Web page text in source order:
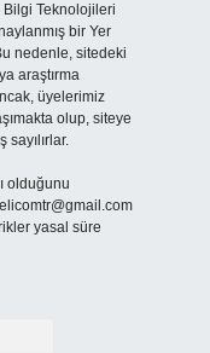
Bilgi Teknolojileri
bir Yer
nedenle, sitedeki
araştırma
üyelerimiz
olup, siteye
olduğunu
yasal süre